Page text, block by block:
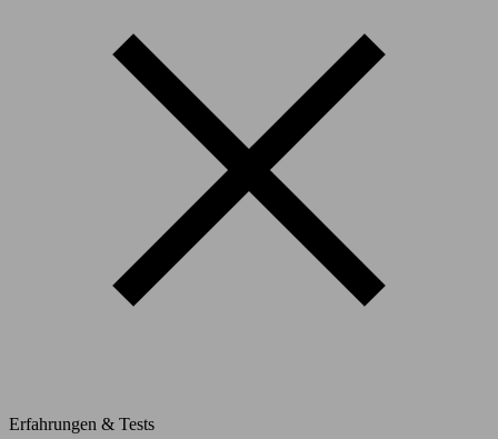
Erfahrungen & Tests